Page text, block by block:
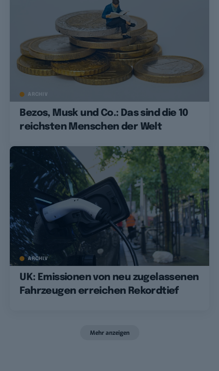
ARCHIV
Bezos, Musk und Co.: Das sind die 10
reichsten Menschen der Welt
ARCHIV
UK: Emissionen von neu zugelassenen
Fahrzeugen erreichen Rekordtief
Mehr anzeigen